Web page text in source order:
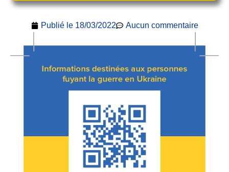
Publié le 18/03/2022 Aucun commentaire